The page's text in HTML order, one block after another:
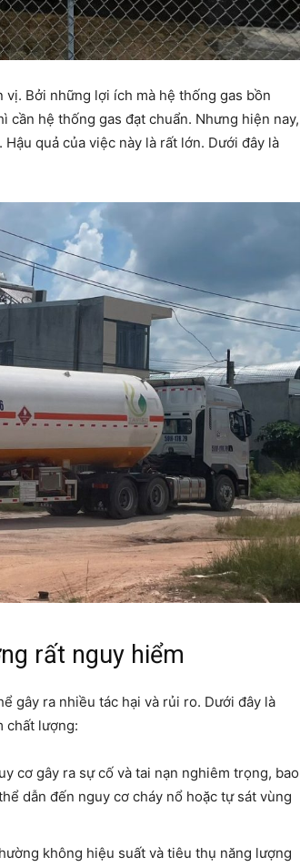
Bởi những lợi ích mà hệ thống gas bồn
cần hệ thống gas đạt chuẩn. Nhưng hiện nay,
quả của việc này là rất lớn. Dưới đây là
rất nguy hiểm
gây ra nhiều tác hại và rủi ro. Dưới đây là
chất lượng:
cơ gây ra sự cố và tai nạn nghiêm trọng, bao
dẫn đến nguy cơ cháy nổ hoặc tự sát vùng
không hiệu suất và tiêu thụ năng lượng